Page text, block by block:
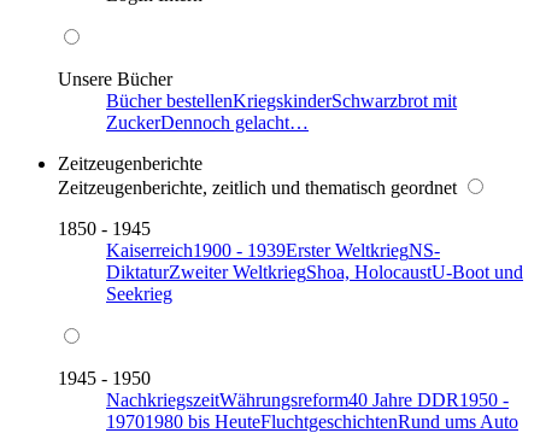
Unsere Bücher
Bücher bestellenKriegskinderSchwarzbrot mit
ZuckerDennoch gelacht…
Zeitzeugenberichte
Zeitzeugenberichte, zeitlich und thematisch geordnet
1850 - 1945
Kaiserreich1900 - 1939Erster WeltkriegNS-
DiktaturZweiter WeltkriegShoa, HolocaustU-Boot und
Seekrieg
1945 - 1950
NachkriegszeitWährungsreform40 Jahre DDR1950 -
19701980 bis HeuteFluchtgeschichtenRund ums Auto